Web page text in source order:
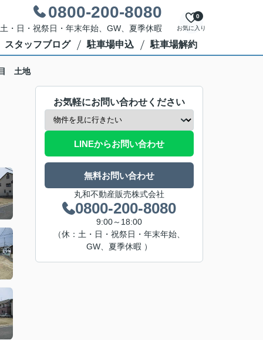
0800-200-8080
日・祝祭日・年末年始、GW、夏季休暇 お気に入り
0
スタッフブログ 駐車場申込 駐車場解約
目 土地
お気軽にお問い合わせください
LINEからお問い合わせ
無料お問い合わせ
丸和不動産販売株式会社
0800-200-8080
9:00～18:00
（休：土・日・祝祭日・年末年始、
GW、夏季休暇 ）